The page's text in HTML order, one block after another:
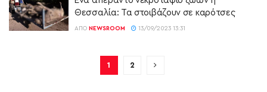
Θεσσαλία: Τα στοιβάζουν σε καρότσες
ΑΠΌ NEWSROOM 13/09/2023 13:31
1 2